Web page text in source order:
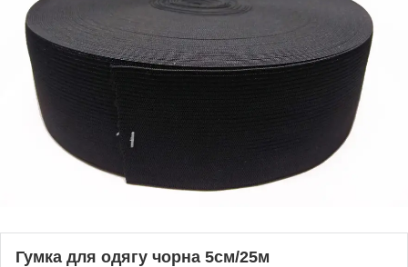
Гумка для одягу чорна 5см/25м